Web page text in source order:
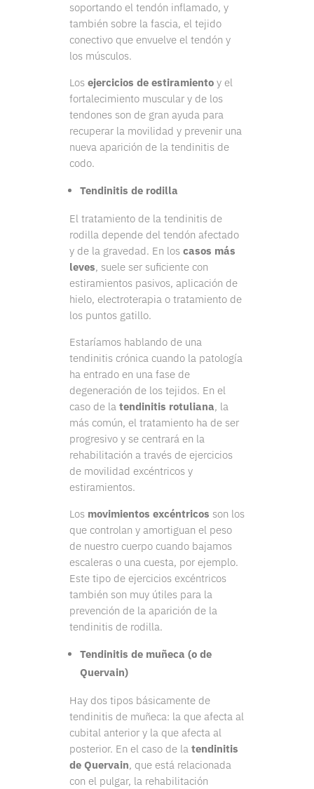
soportando el tendón inflamado, y
también sobre la fascia, el tejido
conectivo que envuelve el tendón y
los músculos.
Los ejercicios de estiramientoy el
fortalecimiento muscular y de los
tendones son de gran ayuda para
recuperar la movilidad y prevenir una
nueva aparición de la tendinitis de
codo.
Tendinitis de rodilla
El tratamiento de la tendinitis de
rodilla depende del tendón afectado
y de la gravedad. En los casos más
leves, suele ser suficiente con
estiramientos pasivos, aplicación de
hielo, electroterapia o tratamiento de
los puntos gatillo.
Estaríamos hablando de una
tendinitis crónica cuando la patología
ha entrado en una fase de
degeneración de los tejidos. En el
caso de la tendinitis rotuliana, la
más común, el tratamiento ha de ser
progresivo y se centrará en la
rehabilitación a través de ejercicios
de movilidad excéntricos y
estiramientos.
Los movimientos excéntricos son los
que controlan y amortiguan el peso
de nuestro cuerpo cuando bajamos
escaleras o una cuesta, por ejemplo.
Este tipo de ejercicios excéntricos
también son muy útiles para la
prevención de la aparición de la
tendinitis de rodilla.
Tendinitis de muñeca (o de
Quervain)
Hay dos tipos básicamente de
tendinitis de muñeca: la que afecta al
cubital anterior y la que afecta al
posterior. En el caso de la tendinitis
de Quervain, que está relacionada
con el pulgar, la rehabilitación